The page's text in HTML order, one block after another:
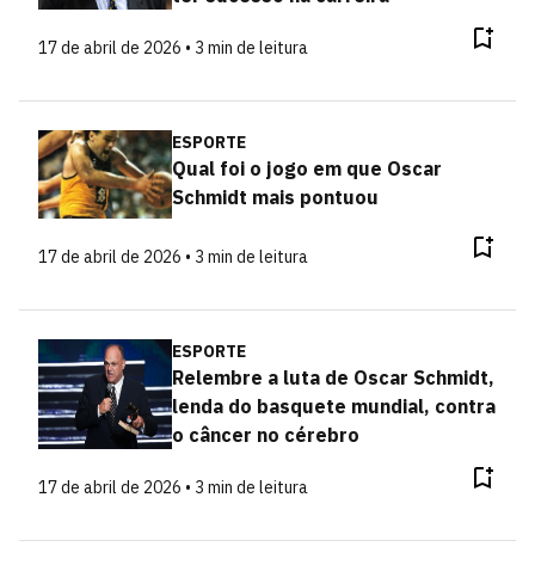
17 de abril de 2026 • 3 min de leitura
ESPORTE
Qual foi o jogo em que Oscar
Schmidt mais pontuou
17 de abril de 2026 • 3 min de leitura
ESPORTE
Relembre a luta de Oscar Schmidt,
lenda do basquete mundial, contra
o câncer no cérebro
17 de abril de 2026 • 3 min de leitura